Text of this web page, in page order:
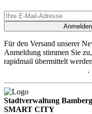
Anmelden
Für den Versand unserer
Anmeldung stimmen Sie
rapidmail übermittelt
.
Stadtverwaltung Bamberg
SMART CITY